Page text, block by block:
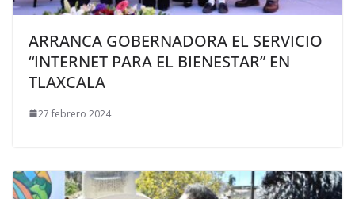
ARRANCA GOBERNADORA EL SERVICIO
“INTERNET PARA EL BIENESTAR” EN
TLAXCALA
27 febrero 2024